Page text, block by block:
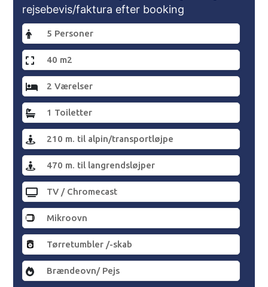
rejsebevis/faktura efter booking
5 Personer
40 m2
2 Værelser
1 Toiletter
210 m. til alpin/transportløjpe
470 m. til langrendsløjper
TV / Chromecast
Mikroovn
Tørretumbler /-skab
Brændeovn/ Pejs